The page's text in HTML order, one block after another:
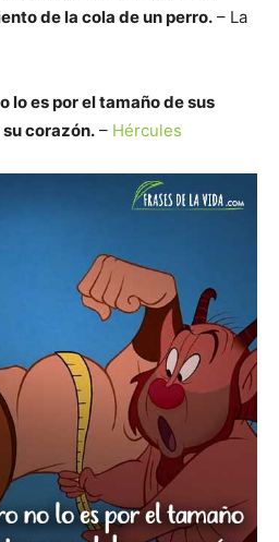
de la cola de un perro. – La
lo es por el tamaño de sus
corazón. – Hércules